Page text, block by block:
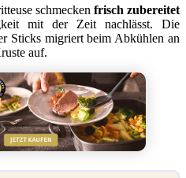
schmecken frisch zubereitet
mit der Zeit nachlässt. Die
Sticks migriert beim Abkühlen an
auf.